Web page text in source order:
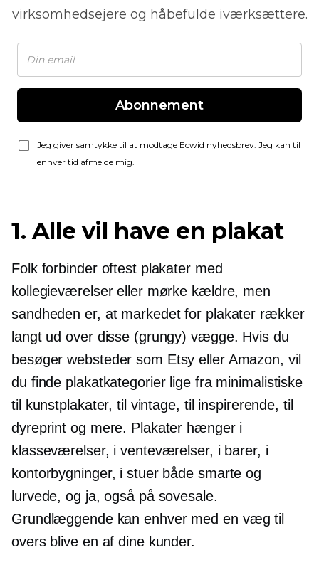
virksomhedsejere og håbefulde iværksættere.
Abonnement
Jeg giver samtykke til at modtage Ecwid nyhedsbrev. Jeg kan til
enhver tid afmelde mig.
1. Alle vil have en plakat
Folk forbinder oftest plakater med
kollegieværelser eller mørke kældre, men
sandheden er, at markedet for plakater rækker
langt ud over disse (grungy) vægge. Hvis du
besøger websteder som Etsy eller Amazon, vil
du finde plakatkategorier lige fra minimalistiske
til kunstplakater, til vintage, til inspirerende, til
dyreprint og mere. Plakater hænger i
klasseværelser, i venteværelser, i barer, i
kontorbygninger, i stuer både smarte og
lurvede, og ja, også på sovesale.
Grundlæggende kan enhver med en væg til
overs blive en af ​​dine kunder.